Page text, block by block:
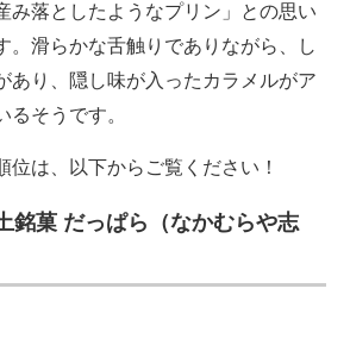
み落としたようなプリン」との思い
。滑らかな舌触りでありながら、し
あり、隠し味が入ったカラメルがア
るそうです。
は、以下からご覧ください！
銘菓 だっぱら（なかむらや志